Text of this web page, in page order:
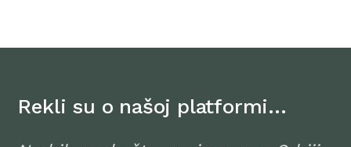
Rekli su o našoj platformi…